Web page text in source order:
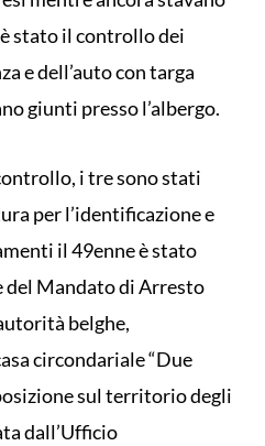
stato il controllo dei
e dell’auto con targa
giunti presso l’albergo.
i tre sono stati
per l’identificazione e
il 49enne è stato
del Mandato di Arresto
belghe,
circondariale “Due
sul territorio degli
dall’Ufficio